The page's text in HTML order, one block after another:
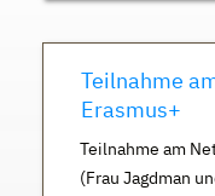
Teilnahme
Erasmus+
Teilnahme am
(Frau Jagdman